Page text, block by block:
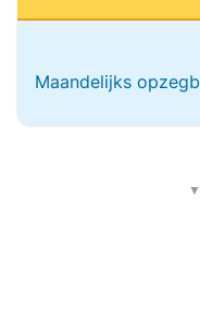
Maandelijks
▼